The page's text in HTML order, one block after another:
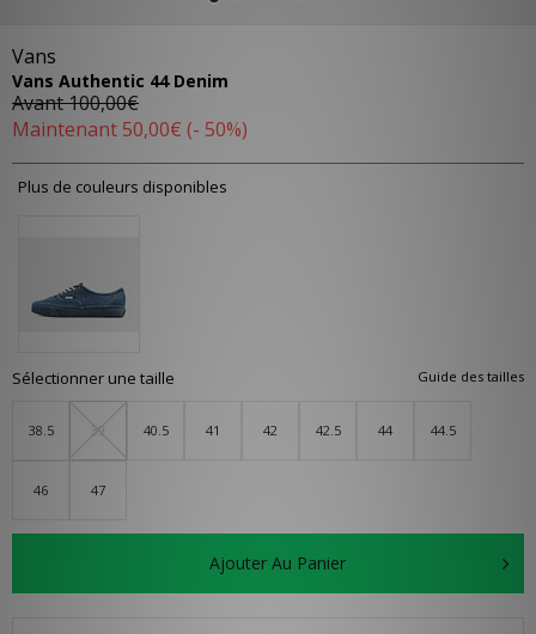
Vans
Vans Authentic 44 Denim
Avant100,00€
Maintenant 50,00€ (- 50%)
Plus de couleurs disponibles
Guide des tailles
Sélectionner une taille
38.5 39 40.5 41 42 42.5 44 44.5
46 47
Ajouter Au Panier